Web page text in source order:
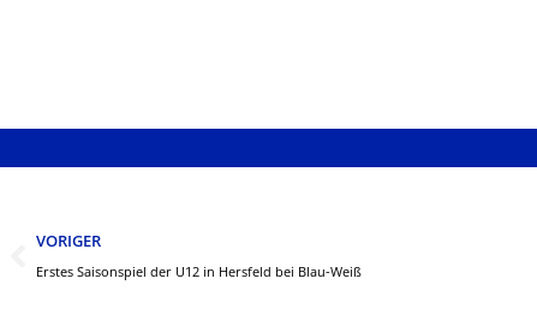
Zurück
VORIGER
Erstes Saisonspiel der U12 in Hersfeld bei Blau-Weiß